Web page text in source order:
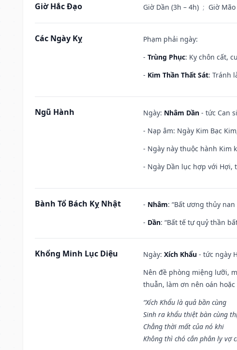
Giờ Hắc Đạo Giờ Dần (3h – 4h) ; Giờ
Các Ngày Kỵ
Phạm phải ngày:
- Trùng Phục: Kỵ chôn cất,
- Kim Thần Thất Sát: Tránh
Ngũ Hành Ngày: Nhâm Dần - tức Can
- Nạp âm: Ngày Kim Bạc
- Ngày này thuộc hành Kim
- Ngày Dần lục hợp với Hợi,
Bành Tổ Bách Kỵ Nhật - Nhâm: “Bất ương thủy
- Dần: “Bất tế tự quỷ thần
Khổng Minh Lục Diệu Ngày: Xích Khẩu - tức ngày
Nên đề phòng miệng lưỡi,
thuẫn, làm ơn nên oán
“Xích Khẩu là quả bần cùng
Sinh ra khẩu thiệt bàn cùng
Chẳng thời mất của nó khi
Không thì chó cắn phân ly vợ